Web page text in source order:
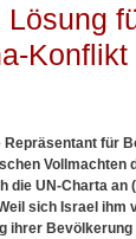
Konflikt
für
Vollmachten
die UN-Charta an
sich Israel ihm
ihrer